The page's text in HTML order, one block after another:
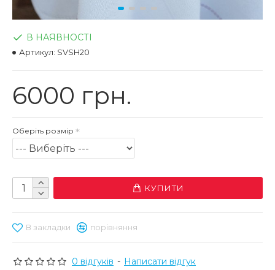
0 відгуків - Написати відгук
6000 грн.
В НАЯВНОСТІ
Артикул: SVSH20
Оберіть розмір
КУПИТИ
В закладки порівняння